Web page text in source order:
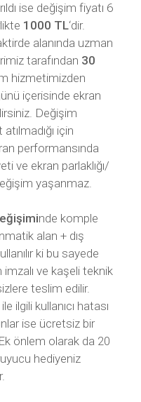
ise değişim fiyatı 6
1000 TL‘dir.
alanında uzman
tarafından 30
hizmetimizden
içerisinde ekran
Değişim
için
performansında
ve ekran parlaklığı/
yaşanmaz.
nde komple
alan + dış
ki bu sayede
ve kaşeli teknik
teslim edilir.
ilgili kullanıcı hatası
ise ücretsiz bir
önlem olarak da 20
hediyeniz